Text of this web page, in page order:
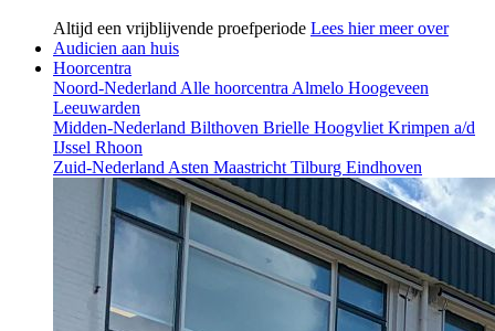
Altijd een vrijblijvende proefperiode Lees hier meer over
Audicien aan huis
Hoorcentra
Noord-Nederland Alle hoorcentra Almelo Hoogeveen
Leeuwarden
Midden-Nederland Bilthoven Brielle Hoogvliet Krimpen a/d
IJssel Rhoon
Zuid-Nederland Asten Maastricht Tilburg Eindhoven